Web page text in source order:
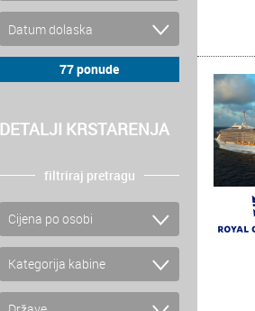
DETALJI KRSTARENJA
filtriraj pretragu